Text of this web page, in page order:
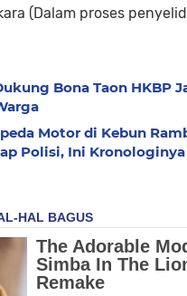
(Dalam proses
Bona Taon HKBP
Motor di Kebun
Polisi, Ini Kronologinya